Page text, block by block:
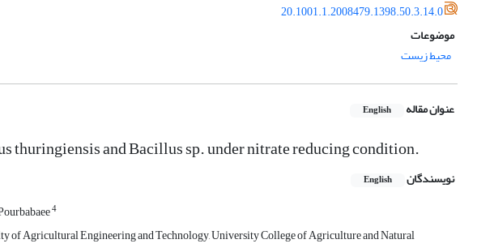
20.1001.1.2008479.1398.50.3.14.0
موضوعات
محیط زیست
عنوان مقاله English
thuringiensis and Bacillus sp. under nitrate reducing condition.
نویسندگان English
4
of Agricultural Engineering and Technology, University College of Agriculture and Natural